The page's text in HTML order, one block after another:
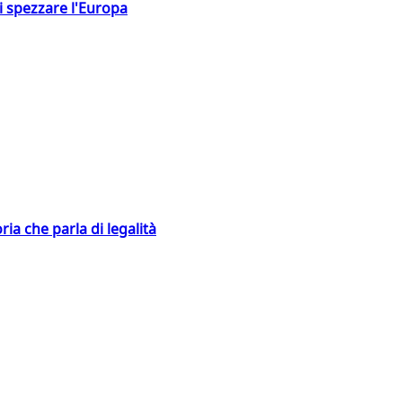
l'Europa
che parla di legalità